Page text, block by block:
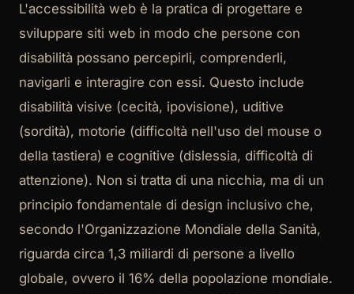
L'accessibilità web è la pratica di progettare e
sviluppare siti web in modo che persone con
disabilità possano percepirli, comprenderli,
navigarli e interagire con essi. Questo include
disabilità visive (cecità, ipovisione), uditive
(sordità), motorie (difficoltà nell'uso del mouse o
della tastiera) e cognitive (dislessia, difficoltà di
attenzione). Non si tratta di una nicchia, ma di un
principio fondamentale di design inclusivo che,
secondo l'Organizzazione Mondiale della Sanità,
riguarda circa 1,3 miliardi di persone a livello
globale, ovvero il 16% della popolazione mondiale.